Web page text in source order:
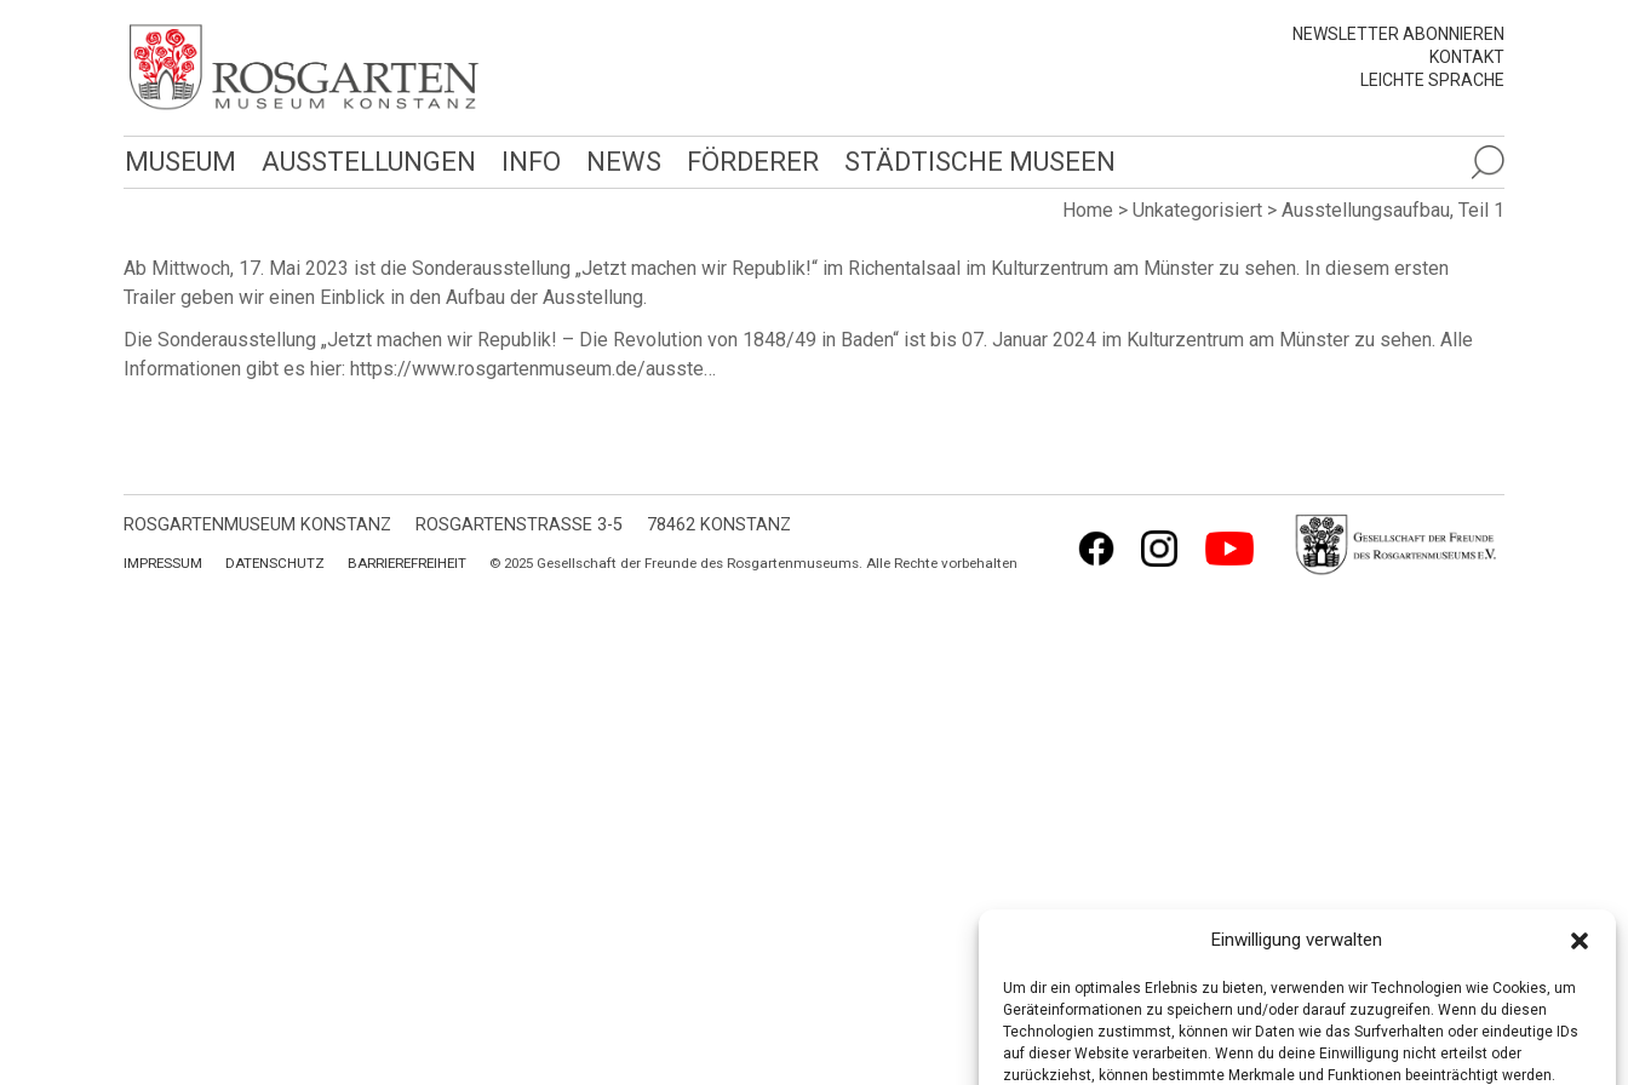
Einwilligung verwalten
Um dir ein optimales Erlebnis zu bieten, verwenden wir Technologien wie Cookies, um
Geräteinformationen zu speichern und/oder darauf zuzugreifen. Wenn du diesen
Technologien zustimmst, können wir Daten wie das Surfverhalten oder eindeutige IDs
auf dieser Website verarbeiten. Wenn du deine Einwilligung nicht erteilst oder
zurückziehst, können bestimmte Merkmale und Funktionen beeinträchtigt werden.
NEWSLETTER ABONNIEREN
KONTAKT
LEICHTE SPRACHE
MUSEUM AUSSTELLUNGEN INFO NEWS FÖRDERER STÄDTISCHE MUSEEN
Home > Unkategorisiert > Ausstellungsaufbau, Teil 1
Ab Mittwoch, 17. Mai 2023 ist die Sonderausstellung „Jetzt machen wir Republik!“ im Richentalsaal im Kulturzentrum am Münster zu sehen. In diesem ersten
Trailer geben wir einen Einblick in den Aufbau der Ausstellung.
Die Sonderausstellung „Jetzt machen wir Republik! – Die Revolution von 1848/49 in Baden“ ist bis 07. Januar 2024 im Kulturzentrum am Münster zu sehen. Alle
Informationen gibt es hier: https://www.rosgartenmuseum.de/ausste…
ROSGARTENMUSEUM KONSTANZ ROSGARTENSTRASSE 3-5 78462 KONSTANZ
IMPRESSUM DATENSCHUTZ BARRIEREFREIHEIT © 2025 Gesellschaft der Freunde des Rosgartenmuseums. Alle Rechte vorbehalten